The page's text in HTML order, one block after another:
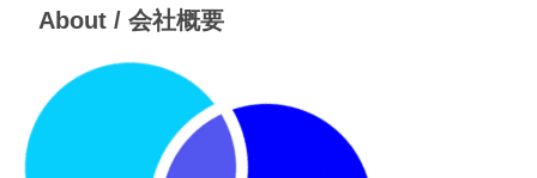
About / 会社概要